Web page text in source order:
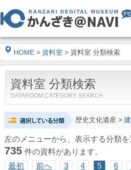
HOME > 資料室 > 資料室 分類検索
資料室 分類検索
DATAROOM CATEGORY SEARCH
歴史文化遺産>
左のメニューから、表示する分類を
735 件の資料があります。
最初
前へ 3 4 5 6